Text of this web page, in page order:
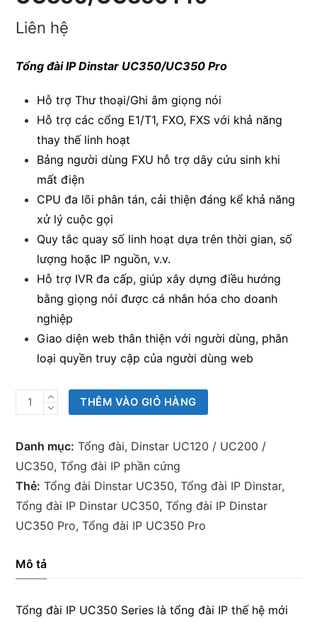
Liên hệ
Tổng đài IP Dinstar UC350/UC350 Pro
Hỗ trợ Thư thoại/Ghi âm giọng nói
Hỗ trợ các cổng E1/T1, FXO, FXS với khả năng
thay thế linh hoạt
Bảng người dùng FXU hỗ trợ dây cứu sinh khi
mất điện
CPU đa lõi phân tán, cải thiện đáng kể khả năng
xử lý cuộc gọi
Quy tắc quay số linh hoạt dựa trên thời gian, số
lượng hoặc IP nguồn, v.v.
Hỗ trợ IVR đa cấp, giúp xây dựng điều hướng
bằng giọng nói được cá nhân hóa cho doanh
nghiệp
Giao diện web thân thiện với người dùng, phân
loại quyền truy cập của người dùng web
Tổng
đài
IP
Dinstar
UC350/UC350
Pro
số
THÊM VÀO GIỎ HÀNG
Danh mục: Tổng đài, Dinstar UC120 / UC200 /
UC350,Tổng đài IP phần cứng
Thẻ: Tổng đài Dinstar UC350,Tổng đài IP Dinstar,
Tổng đài IP Dinstar UC350,Tổng đài IP Dinstar
UC350 Pro,Tổng đài IP UC350 Pro
Mô tả
Tổng đài IP UC350 Series là tổng đài IP thế hệ mới